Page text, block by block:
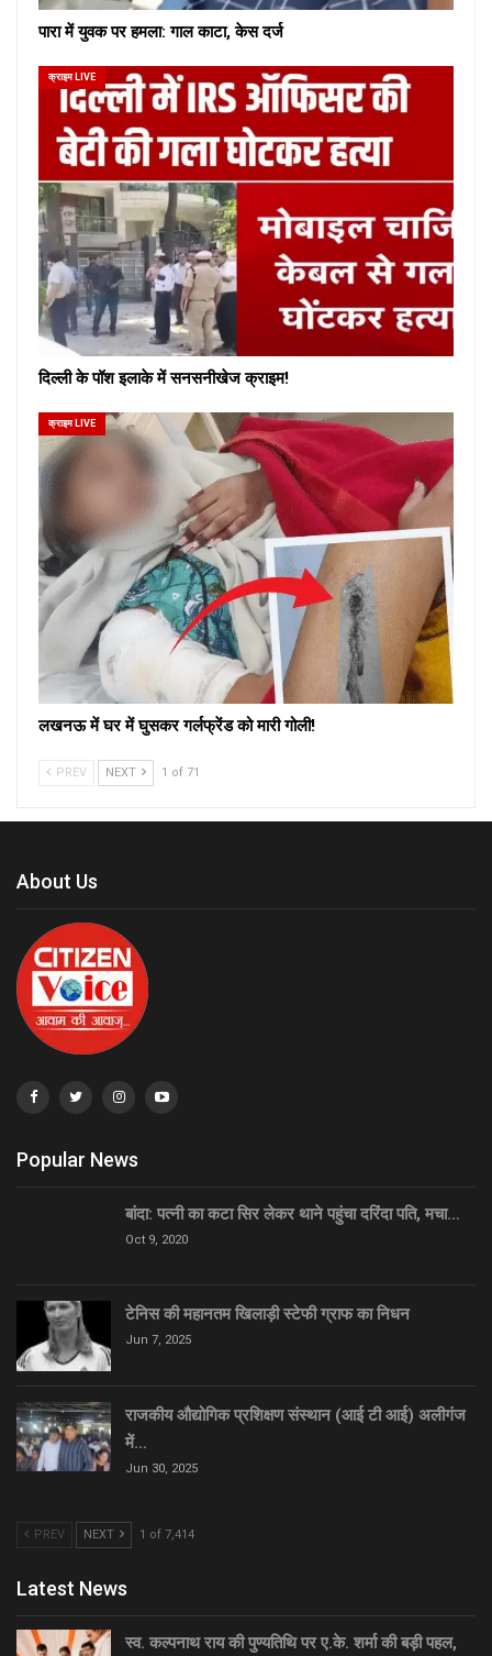
पारा में युवक पर हमला: गाल काटा, केस दर्ज
क्राइम LIVE
दिल्ली के पॉश इलाके में सनसनीखेज क्राइम!
क्राइम LIVE
लखनऊ में घर में घुसकर गर्लफ्रेंड को मारी गोली!
PREV NEXT 1 of 71
About Us
Popular News
बांदा: पत्नी का कटा सिर लेकर थाने पहुंचा दरिंदा पति, मचा…
Oct 9, 2020
टेनिस की महानतम खिलाड़ी स्टेफी ग्राफ का निधन
Jun 7, 2025
राजकीय औद्योगिक प्रशिक्षण संस्थान (आई टी आई) अलीगंज
में…
Jun 30, 2025
PREV NEXT 1 of 7,414
Latest News
स्व. कल्पनाथ राय की पुण्यतिथि पर ए.के. शर्मा की बड़ी पहल,